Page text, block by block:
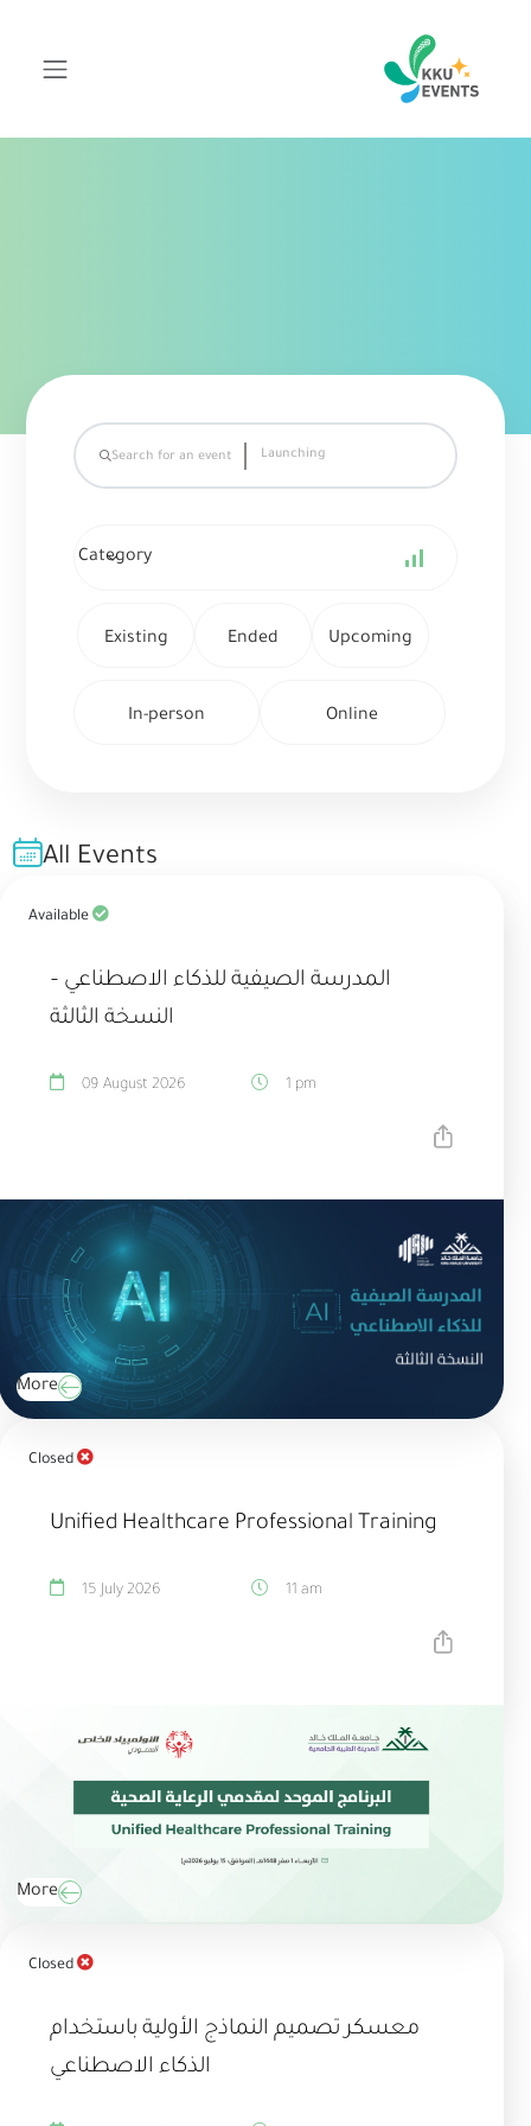
Search for an event
Existing Ended Upcoming
In-person Online
All Events
Available
المدرسة الصيفية للذكاء الاصطناعي –
النسخة الثالثة
09 August 2026 1 pm
More
Closed
Unified Healthcare Professional Training
15 July 2026 11 am
More
Closed
معسكر تصميم النماذج الأولية باستخدام
الذكاء الاصطناعي